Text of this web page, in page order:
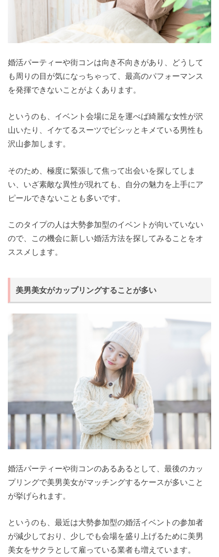
婚活パーティーや街コンは向き不向きがあり、どうして
も周りの目が気になっちゃって、最高のパフォーマンス
を発揮できないことがよくあります。
というのも、イベント会場に足を運べば綺麗な女性が沢
山いたり、イケてるスーツでビシッとキメている男性も
沢山参加します。
そのため、極度に緊張して焦って出会いを探してしま
い、いざ素敵な異性が現れても、自分の魅力を上手にア
ピールできないことも多いです。
このタイプの人は大勢参加型のイベントが向いていない
ので、この機会に新しい婚活方法を探してみることをオ
ススメします。
美男美女がカップリングすることが多い
婚活パーティーや街コンのあるあるとして、最後のカッ
プリングで美男美女がマッチングするケースが多いこと
が挙げられます。
というのも、最近は大勢参加型の婚活イベントの参加者
が減少しており、少しでも会場を盛り上げるために美男
美女をサクラとして雇っている業者も増えています。